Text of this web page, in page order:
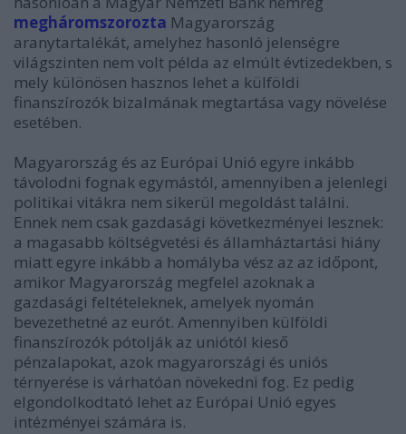
megháromszorozta Magyarország
aranytartalékát, amelyhez hasonló jelenségre
világszinten nem volt példa az elmúlt évtizedekben, s
mely különösen hasznos lehet a külföldi
finanszírozók bizalmának megtartása vagy növelése
esetében.
Magyarország és az Európai Unió egyre inkább
távolodni fognak egymástól, amennyiben a jelenlegi
politikai vitákra nem sikerül megoldást találni.
Ennek nem csak gazdasági következményei lesznek:
a magasabb költségvetési és államháztartási hiány
miatt egyre inkább a homályba vész az az időpont,
amikor Magyarország megfelel azoknak a
gazdasági feltételeknek, amelyek nyomán
bevezethetné az eurót. Amennyiben külföldi
finanszírozók pótolják az uniótól kieső
pénzalapokat, azok magyarországi és uniós
térnyerése is várhatóan növekedni fog. Ez pedig
elgondolkodtató lehet az Európai Unió egyes
intézményei számára is.